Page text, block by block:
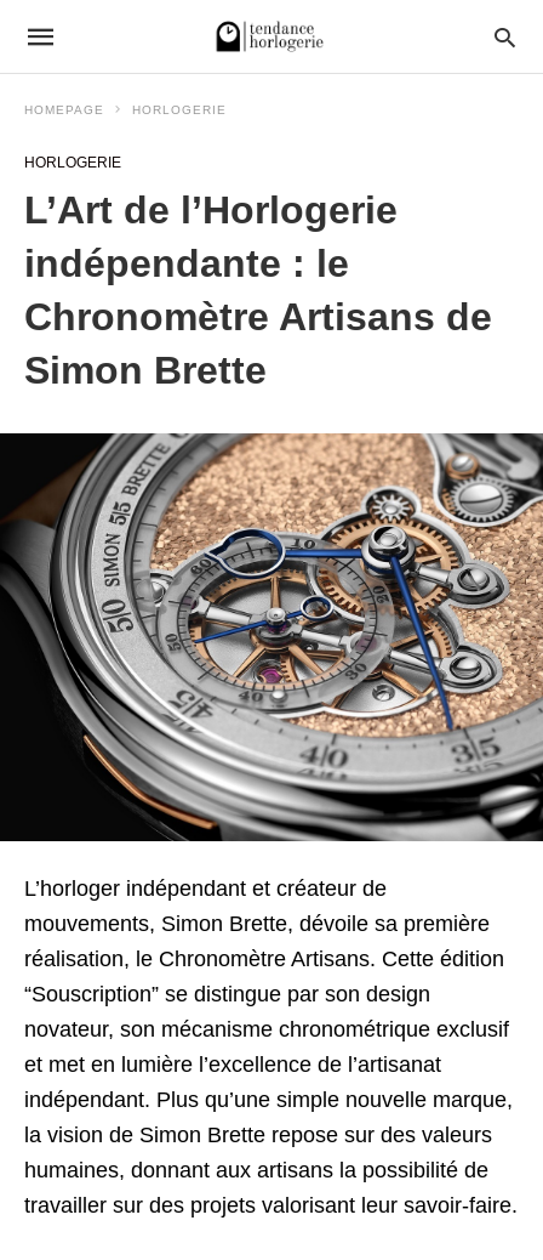
HOMEPAGE HORLOGERIE
HORLOGERIE
L’Art de l’Horlogerie
indépendante : le
Chronomètre Artisans de
Simon Brette
L’horloger indépendant et créateur de
mouvements, Simon Brette, dévoile sa première
réalisation, le Chronomètre Artisans. Cette édition
“Souscription” se distingue par son design
novateur, son mécanisme chronométrique exclusif
et met en lumière l’excellence de l’artisanat
indépendant. Plus qu’une simple nouvelle marque,
la vision de Simon Brette repose sur des valeurs
humaines, donnant aux artisans la possibilité de
travailler sur des projets valorisant leur savoir-faire.